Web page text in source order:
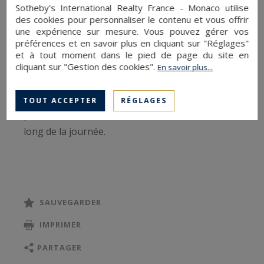
Il comprend un séjour avec cuisine ouverte
donnant accès à une agréable terrasse de plus
de 10 m², une chambre, une salle d’eau ainsi
exposition nord, est et sud, l’appartement
profite d’une belle luminosité naturelle tout au
long de la journée.
prestations à la hauteur de son environnement.
plus de 9 m² ainsi que d’une place de
stationnement privative.
SAUVEGARDER
IMPRIMER
PARTAGER
Sotheby's International Realty France - Monaco utilise
des cookies pour personnaliser le contenu et vous offrir
une expérience sur mesure. Vous pouvez gérer vos
préférences et en savoir plus en cliquant sur "Réglages"
et à tout moment dans le pied de page du site en
cliquant sur "Gestion des cookies".En savoir plus...
TOUT ACCEPTER RÉGLAGES